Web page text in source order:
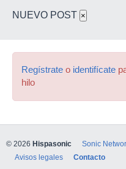
NUEVO POST ×
Regístrate o identifícate
hilo
© 2026 Hispasonic Sonic
Avisos legales
Contacto